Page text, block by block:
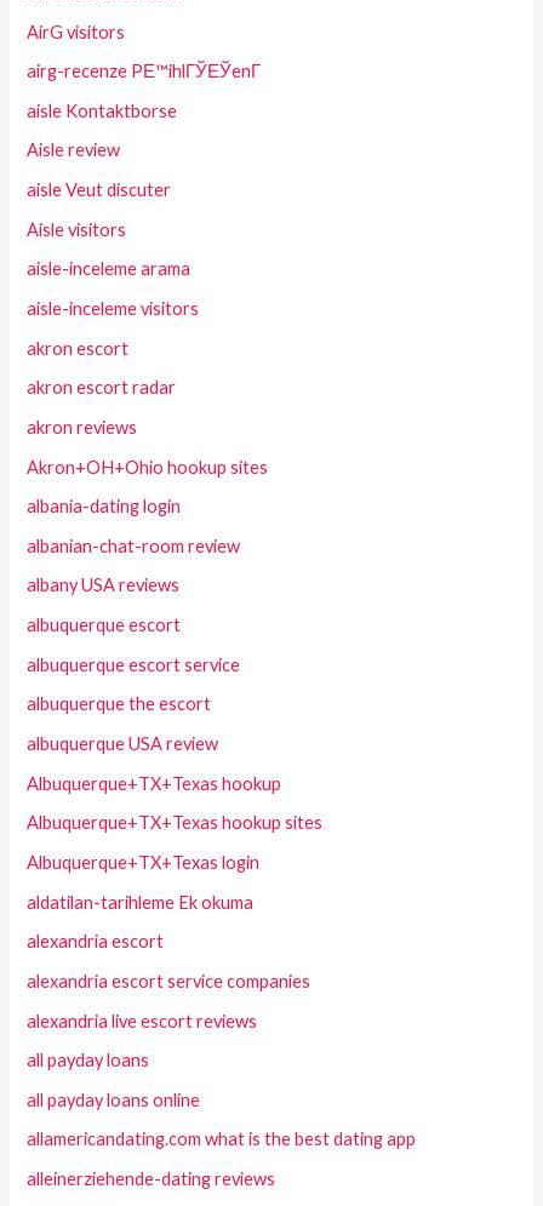
AirG visitors
airg-recenze PЕ™ihlГЎЕЎenГ­
aisle Kontaktborse
Aisle review
aisle Veut discuter
Aisle visitors
aisle-inceleme arama
aisle-inceleme visitors
akron escort
akron escort radar
akron reviews
Akron+OH+Ohio hookup sites
albania-dating login
albanian-chat-room review
albany USA reviews
albuquerque escort
albuquerque escort service
albuquerque the escort
albuquerque USA review
Albuquerque+TX+Texas hookup
Albuquerque+TX+Texas hookup sites
Albuquerque+TX+Texas login
aldatilan-tarihleme Ek okuma
alexandria escort
alexandria escort service companies
alexandria live escort reviews
all payday loans
all payday loans online
allamericandating.com what is the best dating app
alleinerziehende-dating reviews